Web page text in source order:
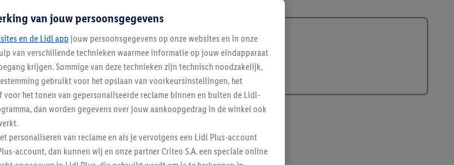
van jouw persoonsgegevens
en de Lidl app jouw persoonsgegevens op onze websites en in onze
van verschillende technieken waarmee informatie op jouw eindapparaat
krijgen. Sommige van deze technieken zijn technisch noodzakelijk,
gebruikt voor het opslaan van voorkeursinstellingen, het
het tonen van gepersonaliseerde reclame binnen en buiten de Lidl-
dan worden gegevens over jouw aankoopgedrag in de winkel ook
personaliseren van reclame en als je vervolgens een Lidl Plus-account
account, dan kunnen wij en onze partner Criteo S.A. een speciale online